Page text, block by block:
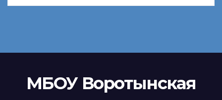
МБОУ Воротынская